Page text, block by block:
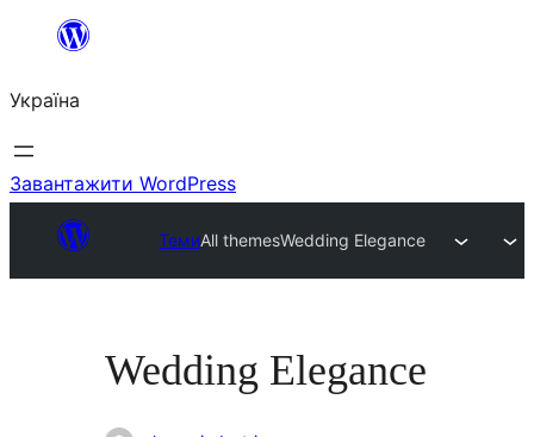
Перейти
вмісту
Україна
Завантажити WordPress
ТемиAll themesWedding Elegance
Wedding Elegance